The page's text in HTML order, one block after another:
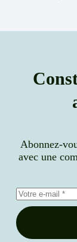
Abonnez-
avec une